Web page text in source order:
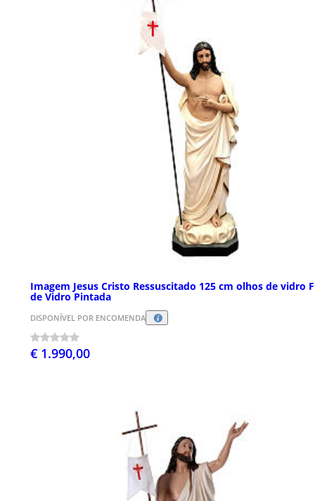
Imagem Jesus Cristo Ressuscitado 125 cm olhos de vidro
de Vidro Pintada
DISPONÍVEL POR ENCOMENDA
€ 1.990,00